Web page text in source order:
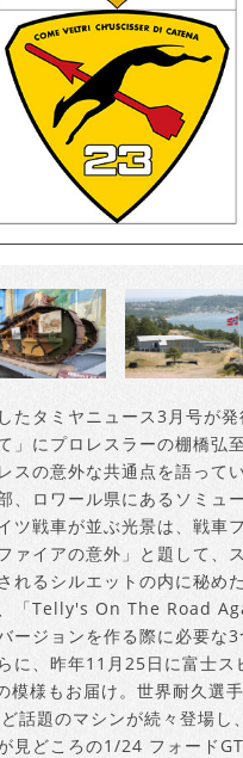
たタミヤニュース3月号が
」にプロレスラーの棚橋弘
スの意外な共通点を語って
、ロワール県にあるソミュ
ツ戦車が並ぶ光景は、戦車
ァイアの意外」と題して、
るシルエットの内に秘め
「Telly's On The Road
ージョンを作る際に必要な
に、昨年11月25日に富士
様もお届け。世界耐久選
話題のマシンが続々登場
見どころの1/24 フォード